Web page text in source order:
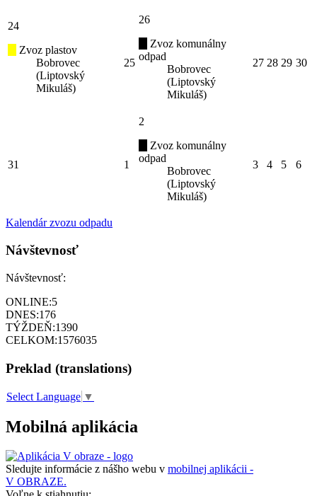
24
Zvoz plastov
Bobrovec
(Liptovský
Mikuláš)
25
26
Zvoz komunálny
odpad
Bobrovec
(Liptovský
Mikuláš)
27 28 29 30
31 1
2
Zvoz komunálny
odpad
Bobrovec
(Liptovský
Mikuláš)
3 4 5 6
Kalendár zvozu odpadu
Návštevnosť
Návštevnosť:
ONLINE:5
DNES:176
TÝŽDEŇ:1390
CELKOM:1576035
Preklad (translations)
Select Language ▼
Mobilná aplikácia
Sledujte informácie z nášho webu v mobilnej aplikácii -
V OBRAZE.